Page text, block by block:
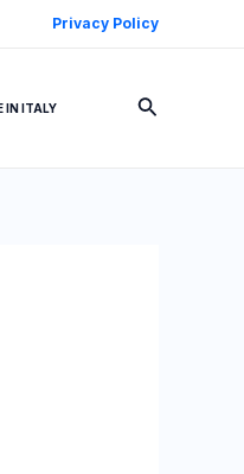
Privacy Policy
IN ITALY Cerca